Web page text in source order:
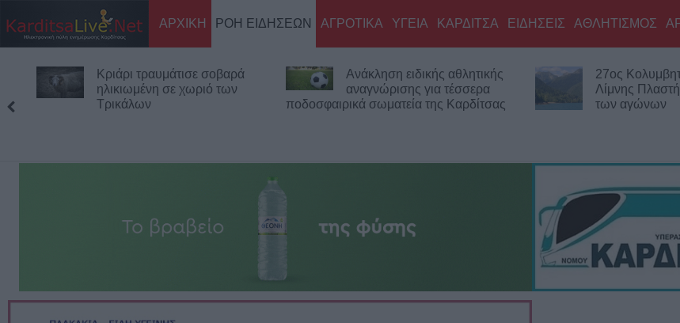
ΑΡΧΙΚΗ ΡΟΗ ΕΙΔΗΣΕΩΝ ΑΓΡΟΤΙΚΑ ΥΓΕΙΑ ΚΑΡΔΙΤΣΑ ΕΙΔΗΣΕΙΣ ΑΘΛΗΤΙΣΜΟΣ
Κριάρι τραυμάτισε σοβαρά
ηλικιωμένη σε χωριό των
Τρικάλων
Ανάκληση ειδικής αθλητικής
αναγνώρισης για τέσσερα
ποδοσφαιρικά σωματεία της Καρδίτσας
27ος
Λίμνης
των αγώνων